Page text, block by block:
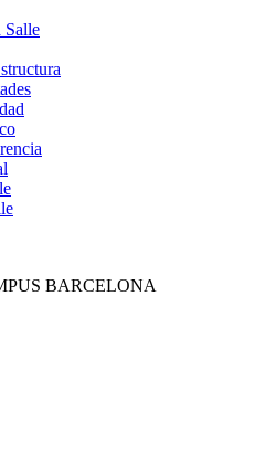
Salle
BARCELONA